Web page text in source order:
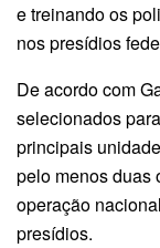
e treinando os
nos presídios
De acordo com
selecionados
principais
pelo menos duas
operação
presídios.